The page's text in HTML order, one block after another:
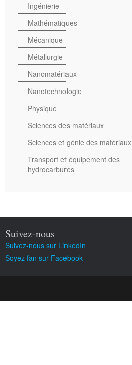
Ingénierie
Mathématiques
Mécanique
Métallurgie
Nanomatériaux
Nanotechnologie
Physique
Sciences des matériaux
Sciences et génie des matériaux
Transport et équipement des
hydrocarbures
Suivez-nous
Suivez-nous sur LinkedIn
Soyez fan sur Facebook